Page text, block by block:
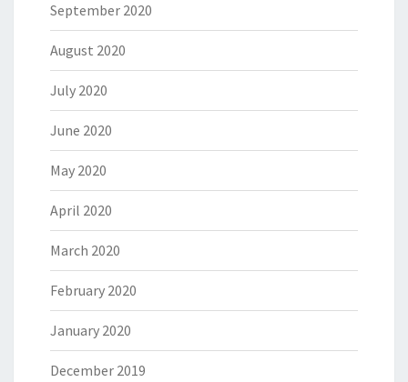
September 2020
August 2020
July 2020
June 2020
May 2020
April 2020
March 2020
February 2020
January 2020
December 2019